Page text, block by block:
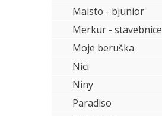
Maisto - bjunior
Merkur - stavebnice
Moje beruška
Nici
Niny
Paradiso